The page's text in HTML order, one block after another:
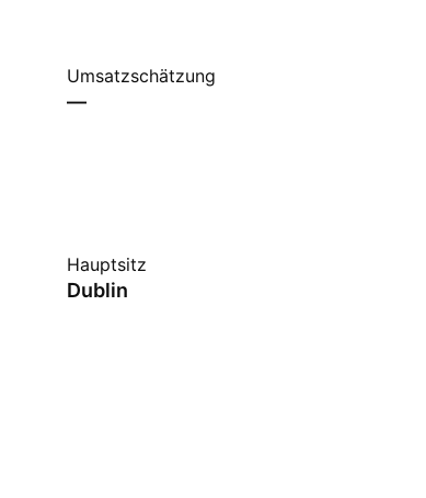
Umsatzschätzung
—
Hauptsitz
Dublin